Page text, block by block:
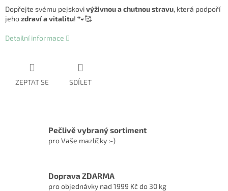
Dopřejte svému pejskovivýživnou a chutnou stravu, která podpoří
jehozdraví a vitalitu! 🐾🥰
Detailní informace
ZEPTAT SE SDÍLET
Pečlivě vybraný sortiment
pro Vaše mazlíčky :-)
Doprava ZDARMA
pro objednávky nad 1999 Kč do 30 kg